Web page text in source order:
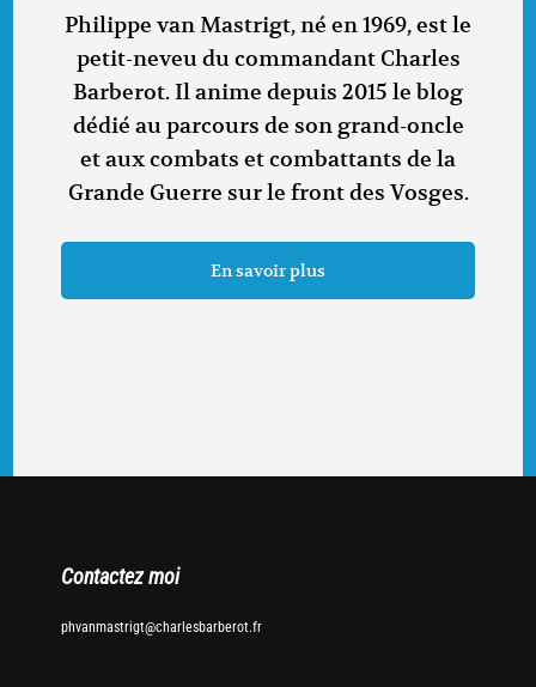
Philippe van Mastrigt, né en 1969, est le
petit-neveu du commandant Charles
Barberot. Il anime depuis 2015 le blog
dédié au parcours de son grand-oncle
et aux combats et combattants de la
Grande Guerre sur le front des Vosges.
En savoir plus
Contactez moi
phvanmastrigt@charlesbarberot.fr